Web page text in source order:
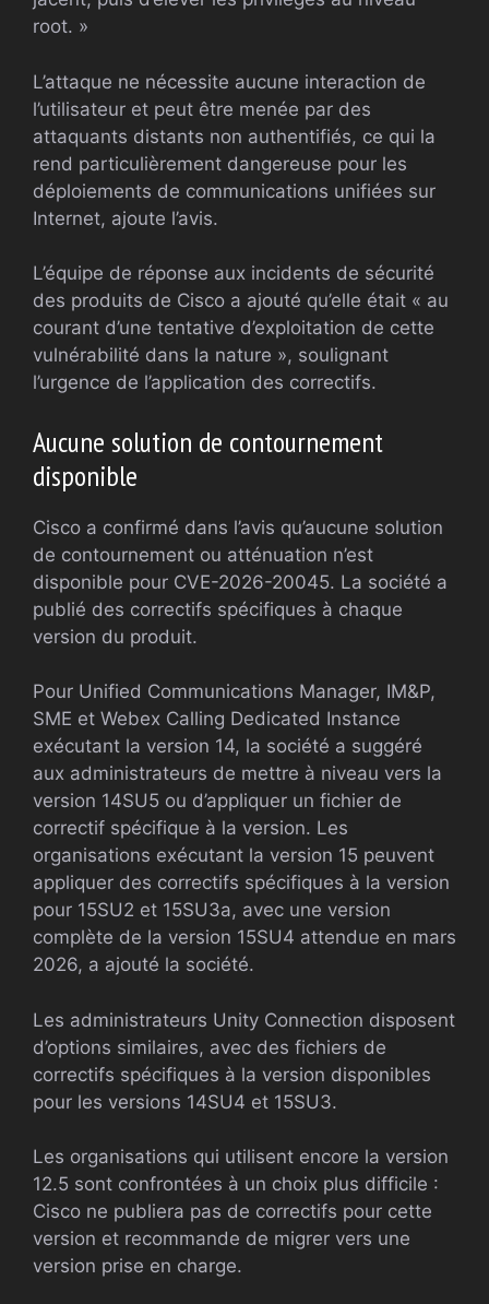
root. »
L’attaque ne nécessite aucune interaction de
l’utilisateur et peut être menée par des
attaquants distants non authentifiés, ce qui la
rend particulièrement dangereuse pour les
déploiements de communications unifiées sur
Internet, ajoute l’avis.
L’équipe de réponse aux incidents de sécurité
des produits de Cisco a ajouté qu’elle était « au
courant d’une tentative d’exploitation de cette
vulnérabilité dans la nature », soulignant
l’urgence de l’application des correctifs.
Aucune solution de contournement
disponible
Cisco a confirmé dans l’avis qu’aucune solution
de contournement ou atténuation n’est
disponible pour CVE-2026-20045. La société a
publié des correctifs spécifiques à chaque
version du produit.
Pour Unified Communications Manager, IM&P,
SME et Webex Calling Dedicated Instance
exécutant la version 14, la société a suggéré
aux administrateurs de mettre à niveau vers la
version 14SU5 ou d’appliquer un fichier de
correctif spécifique à la version. Les
organisations exécutant la version 15 peuvent
appliquer des correctifs spécifiques à la version
pour 15SU2 et 15SU3a, avec une version
complète de la version 15SU4 attendue en mars
2026, a ajouté la société.
Les administrateurs Unity Connection disposent
d’options similaires, avec des fichiers de
correctifs spécifiques à la version disponibles
pour les versions 14SU4 et 15SU3.
Les organisations qui utilisent encore la version
12.5 sont confrontées à un choix plus difficile :
Cisco ne publiera pas de correctifs pour cette
version et recommande de migrer vers une
version prise en charge.